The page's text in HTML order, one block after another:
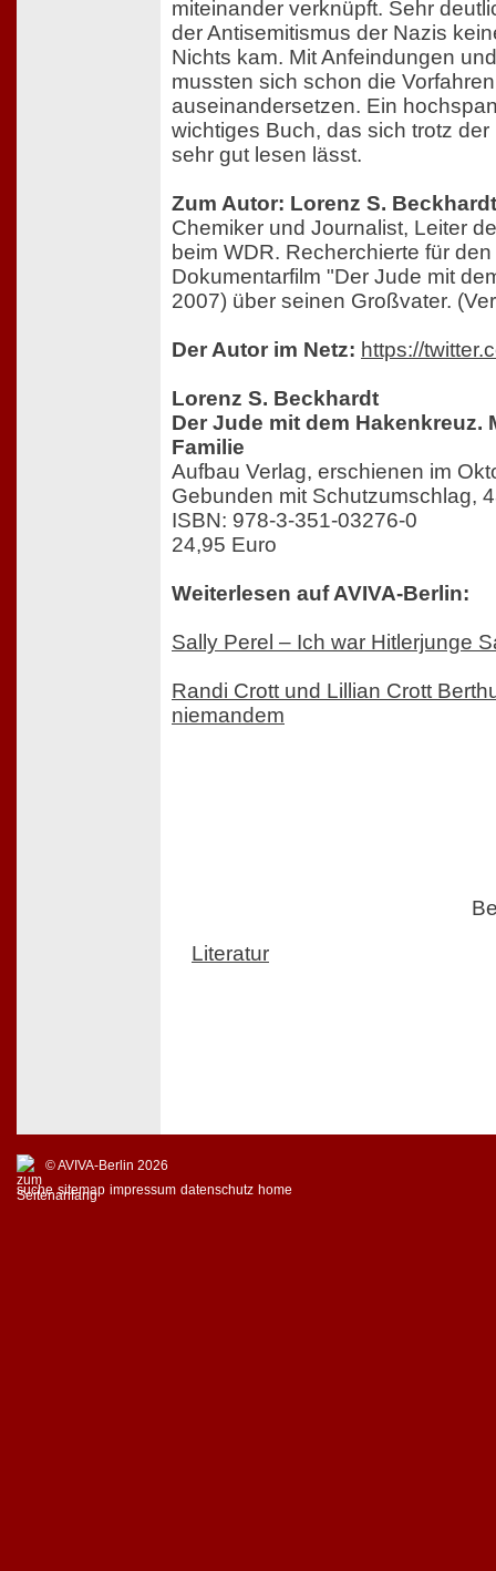
miteinander verknüpft. Sehr
der Antisemitismus der Nazis
Nichts kam. Mit Anfeindungen
mussten sich schon die
auseinandersetzen. Ein
wichtiges Buch, das sich trotz
sehr gut lesen lässt.
Zum Autor: Lorenz S. Beckhardt
Chemiker und Journalist, Leiter
beim WDR. Recherchierte für
Dokumentarfilm "Der Jude mit
2007) über seinen Großvater.
Der Autor im Netz: https://
Lorenz S. Beckhardt
Der Jude mit dem Hakenkreuz.
Familie
Aufbau Verlag, erschienen im
Gebunden mit Schutzumschlag,
ISBN: 978-3-351-03276-0
24,95 Euro
Weiterlesen auf AVIVA-Berlin:
Sally Perel – Ich war Hitlerjunge
Randi Crott und Lillian Crott
niemandem
Literatur
© AVIVA-Berlin 2026
suche sitemap impressum datenschutz home